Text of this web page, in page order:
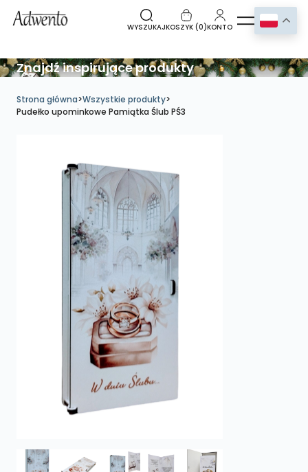
WYSZUKAJKOSZYK (0)KONTO
Znajdź inspirujące produkty
Strona główna>Wszystkie produkty>
Pudełko upominkowe Pamiątka Ślub PŚ3